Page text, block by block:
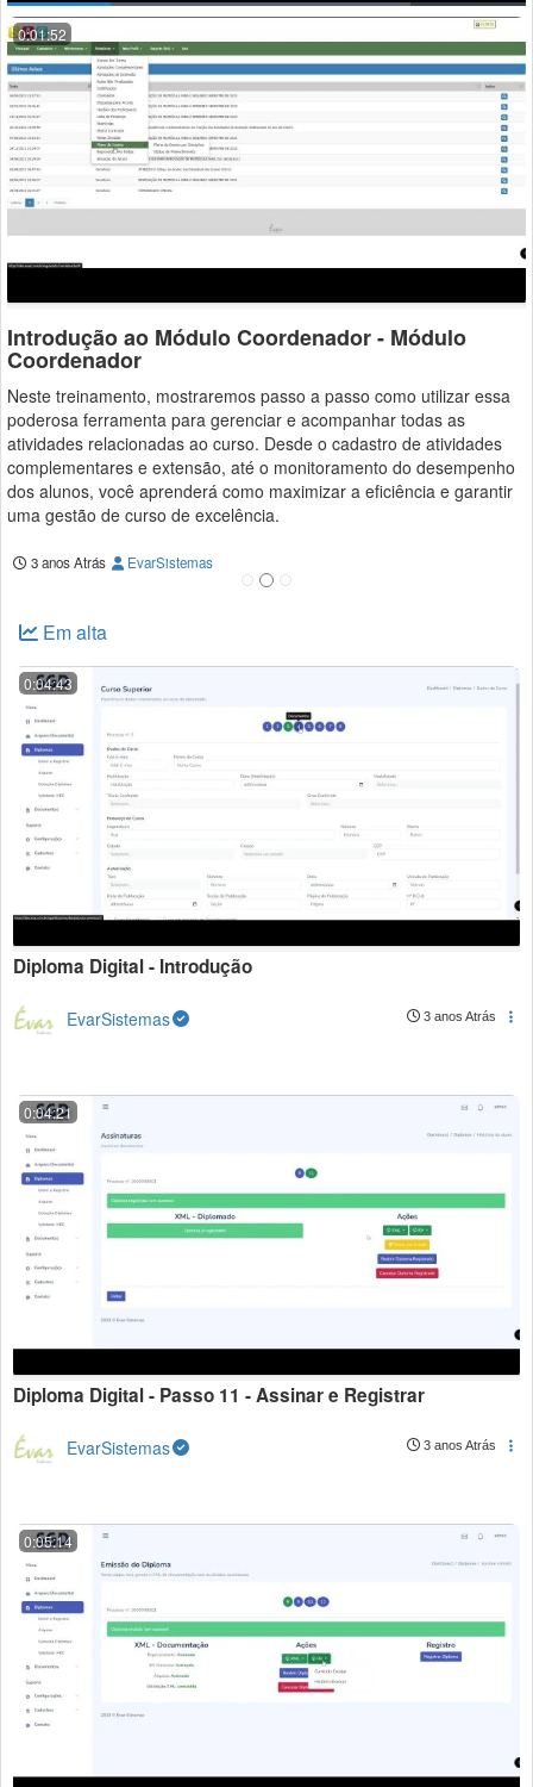
0:01:52
Introdução ao Módulo Coordenador - Módulo
Coordenador
Neste treinamento, mostraremos passo a passo como utilizar essa
poderosa ferramenta para gerenciar e acompanhar todas as
atividades relacionadas ao curso. Desde o cadastro de atividades
complementares e extensão, até o monitoramento do desempenho
dos alunos, você aprenderá como maximizar a eficiência e garantir
uma gestão de curso de excelência.
3 anos Atrás EvarSistemas
Em alta
0:04:43
Diploma Digital - Introdução
EvarSistemas 3 anos Atrás
0:04:21
Diploma Digital - Passo 11 - Assinar e Registrar
EvarSistemas 3 anos Atrás
0:05:14